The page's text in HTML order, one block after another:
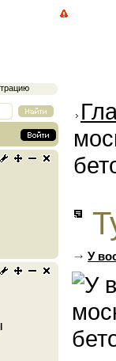
У